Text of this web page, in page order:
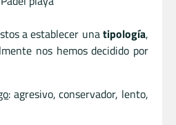
a establecer unatipología,
nos hemos decidido por
: agresivo, conservador, lento,